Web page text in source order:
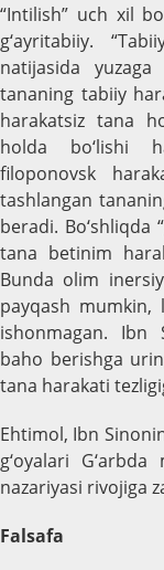
“Intilish” uch xil
g‘ayritabiiy.
natijasida yuzaga
tananing tabiiy
harakatsiz tana
holda bo‘lishi
filoponovsk
tashlangan
beradi. Bo‘shliqda
tana betinim
Bunda olim
payqash mumkin,
ishonmagan. Ibn
baho berishga
tana harakati
Ehtimol, Ibn
g‘oyalari
nazariyasi rivojiga
Falsafa